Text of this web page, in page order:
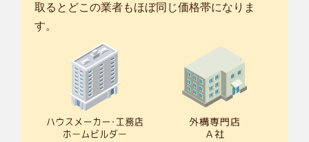
取るとどこの業者もほぼ同じ価格帯になりま
す。